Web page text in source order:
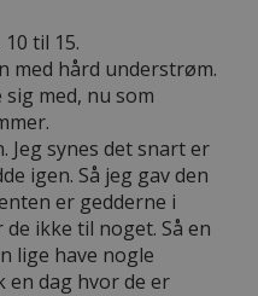
til 15.
med hård understrøm.
med, nu som
Jeg synes det snart er
igen. Så jeg gav den
er gedderne i
ikke til noget. Så en
lige have nogle
en dag hvor de er